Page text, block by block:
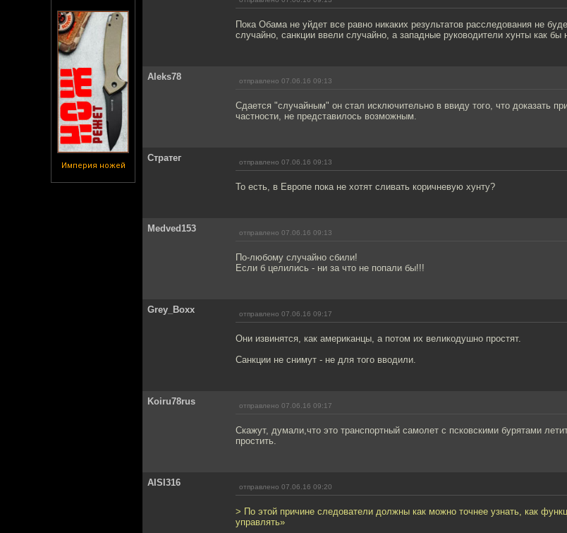
Империя ножей
Пока Обама не уйдет все равно никаких результатов расследования не
случайно, санкции ввели случайно, а западные руководители хунты как бы
Aleks78 отправлено 07.06.16 09:13
Сдается "случайным" он стал исключительно в ввиду того, что доказать
частности, не представилось возможным.
Стратег отправлено 07.06.16 09:13
То есть, в Европе пока не хотят сливать коричневую хунту?
Medved153 отправлено 07.06.16 09:13
По-любому случайно сбили!
Если б целились - ни за что не попали бы!!!
Grey_Bоxx отправлено 07.06.16 09:17
Они извинятся, как американцы, а потом их великодушно простят.
Санкции не снимут - не для того вводили.
Koiru78rus отправлено 07.06.16 09:17
Скажут, думали,что это транспортный самолет с псковскими бурятами
простить.
AISI316 отправлено 07.06.16 09:20
> По этой причине следователи должны как можно точнее узнать, как
управлять»